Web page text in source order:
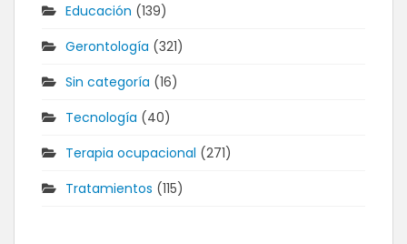
Educación (139)
Gerontología (321)
Sin categoría (16)
Tecnología (40)
Terapia ocupacional (271)
Tratamientos (115)